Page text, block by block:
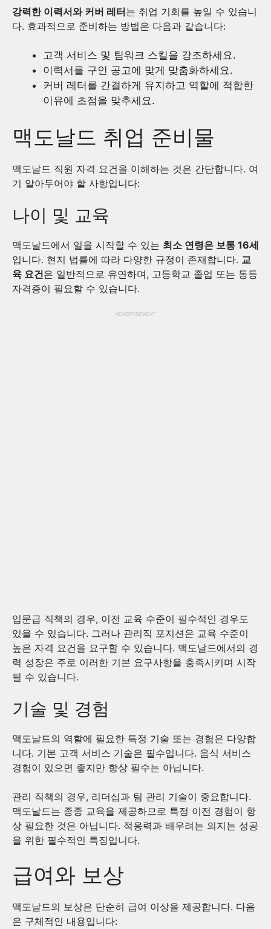
강력한 이력서와 커버 레터는 취업 기회를 높일 수 있습니
다. 효과적으로 준비하는 방법은 다음과 같습니다:
고객 서비스 및 팀워크 스킬을 강조하세요.
이력서를 구인 공고에 맞게 맞춤화하세요.
커버 레터를 간결하게 유지하고 역할에 적합한
이유에 초점을 맞추세요.
맥도날드 취업 준비물
맥도날드 직원 자격 요건을 이해하는 것은 간단합니다. 여
기 알아두어야 할 사항입니다:
나이 및 교육
맥도날드에서 일을 시작할 수 있는 최소 연령은 보통 16세
입니다. 현지 법률에 따라 다양한 규정이 존재합니다. 교
육 요건은 일반적으로 유연하며, 고등학교 졸업 또는 동등
자격증이 필요할 수 있습니다.
ADVERTISEMENT
입문급 직책의 경우, 이전 교육 수준이 필수적인 경우도
있을 수 있습니다. 그러나 관리직 포지션은 교육 수준이
높은 자격 요건을 요구할 수 있습니다. 맥도날드에서의 경
력 성장은 주로 이러한 기본 요구사항을 충족시키며 시작
될 수 있습니다.
기술 및 경험
맥도날드의 역할에 필요한 특정 기술 또는 경험은 다양합
니다. 기본 고객 서비스 기술은 필수입니다. 음식 서비스
경험이 있으면 좋지만 항상 필수는 아닙니다.
관리 직책의 경우, 리더십과 팀 관리 기술이 중요합니다.
맥도날드는 종종 교육을 제공하므로 특정 이전 경험이 항
상 필요한 것은 아닙니다. 적응력과 배우려는 의지는 성공
을 위한 필수적인 특징입니다.
급여와 보상
맥도날드의 보상은 단순히 급여 이상을 제공합니다. 다음
은 구체적인 내용입니다: